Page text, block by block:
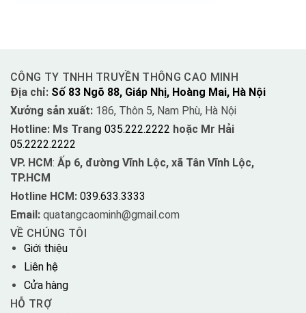
CÔNG TY TNHH TRUYỀN THÔNG CAO MINH
Địa chỉ: Số 83 Ngõ 88, Giáp Nhị, Hoàng Mai, Hà Nội
Xưởng sản xuất: 186, Thôn 5, Nam Phù, Hà Nội
Hotline: Ms Trang 035.222.2222 hoặc Mr Hải
05.2222.2222
VP. HCM: Ấp 6, đường Vĩnh Lộc, xã Tân Vĩnh Lộc,
TP.HCM
Hotline HCM: 039.633.3333
Email: quatangcaominh@gmail.com
VỀ CHÚNG TÔI
Giới thiệu
Liên hệ
Cửa hàng
HỖ TRỢ